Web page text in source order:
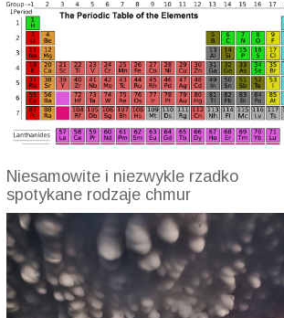
Niesamowite i niezwykle rzadko
spotykane rodzaje chmur